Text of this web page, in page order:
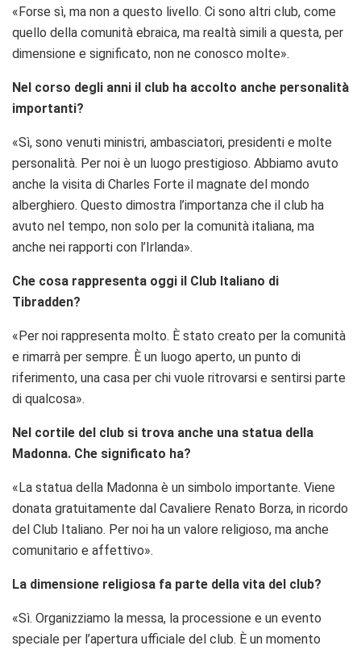
«Forse sì, ma non a questo livello. Ci sono altri club, come
quello della comunità ebraica, ma realtà simili a questa, per
dimensione e significato, non ne conosco molte».
Nel corso degli anni il club ha accolto anche personalità
importanti?
«Sì, sono venuti ministri, ambasciatori, presidenti e molte
personalità. Per noi è un luogo prestigioso. Abbiamo avuto
anche la visita di Charles Forte il magnate del mondo
alberghiero. Questo dimostra l’importanza che il club ha
avuto nel tempo, non solo per la comunità italiana, ma
anche nei rapporti con l’Irlanda».
Che cosa rappresenta oggi il Club Italiano di
Tibradden?
«Per noi rappresenta molto. È stato creato per la comunità
e rimarrà per sempre. È un luogo aperto, un punto di
riferimento, una casa per chi vuole ritrovarsi e sentirsi parte
di qualcosa».
Nel cortile del club si trova anche una statua della
Madonna. Che significato ha?
«La statua della Madonna è un simbolo importante. Viene
donata gratuitamente dal Cavaliere Renato Borza, in ricordo
del Club Italiano. Per noi ha un valore religioso, ma anche
comunitario e affettivo».
La dimensione religiosa fa parte della vita del club?
«Sì. Organizziamo la messa, la processione e un evento
speciale per l’apertura ufficiale del club. È un momento